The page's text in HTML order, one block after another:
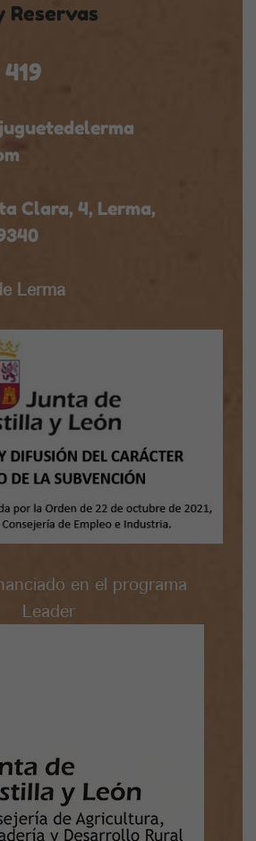
Reservas
Clara, 4, Lerma,
Lerma
en el programa
Leader